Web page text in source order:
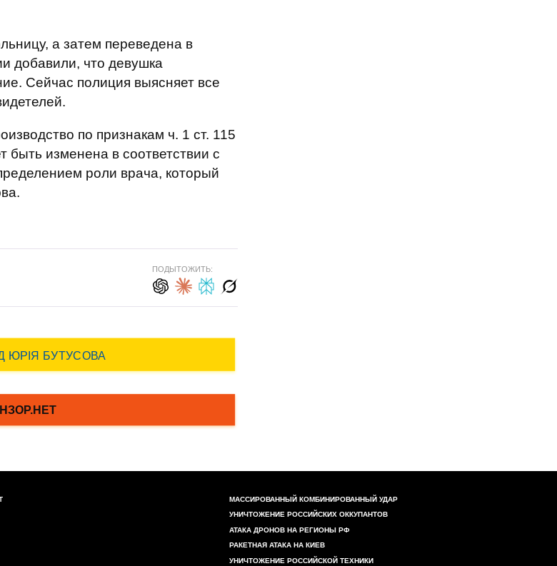
а затем переведена в
добавили, что девушка
Сейчас полиция выясняет все
по признакам ч. 1 ст. 115
изменена в соответствии с
роли врача, который
ПОДЫТОЖИТЬ:
МАССИРОВАННЫЙ КОМБИНИРОВАННЫЙ УДАР
УНИЧТОЖЕНИЕ РОССИЙСКИХ ОККУПАНТОВ
АТАКА ДРОНОВ НА РЕГИОНЫ РФ
РАКЕТНАЯ АТАКА НА КИЕВ
УНИЧТОЖЕНИЕ РОССИЙСКОЙ ТЕХНИКИ